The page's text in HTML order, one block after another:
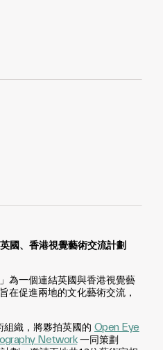
英國、香港視覺藝術交流計劃
為一個連結英國與香港視覺藝
在促進兩地的文化藝術交流，
織，將夥拍英國的 Open Eye
Network一同策劃